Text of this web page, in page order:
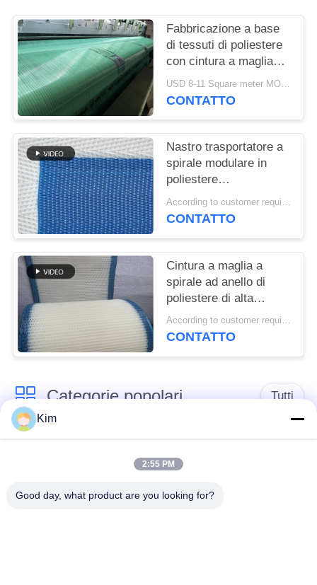
POLICY
Fabbricazione a base
di tessuti di poliestere
con cintura a maglia
tessuta
USD 8-11 Square meter MOQ:1 metro
CONTATTO
Nastro trasportatore a
spirale modulare in
poliestere
polioxometilene
plastico congelato per
torre a maglia piatta
According to customer requirements MOQ:1 metro
CONTATTO
Cintura a maglia a
spirale ad anello di
poliestere di alta
qualità, cintura a
maglia a filtro 100% di
According to customer requirements MOQ:1 metro
CONTATTO
Categorie popolari Tutti
cinghia della rete
della maglia
Kim
2:55 PM
Good day, what product are you looking for?